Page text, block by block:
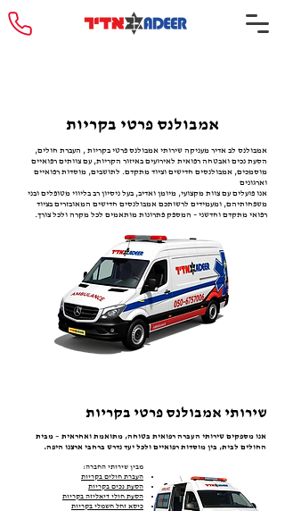
אמבולנס פרטי בקריות
אמבולנס לב אדיר מעניקה שירותי אמבולנס פרטי בקריות , העברת חולים,
הסעת נכים ואבטחה רפואית לאירועים באיזור הקריות, עם צוותים רפואיים
מוסמכים, אמבולנסים חדישים וציוד מתקדם. לתושבים, מוסדות רפואיים
וארגונים
אנו פועלים עם צוות מקצועי, מיומן ואדיב, בעל ניסיון רב בליווי מטופלים ובני
משפחותיהם, ומעמידים לרשותכם אמבולנסים חדישים המאובזרים בציוד
רפואי מתקדם וחדשני – המספק פתרונות מותאמים לכל מקרה ולכל צורך.
שירותי אמבולנס פרטי בקריות
אנו מספקים שירותי העברה רפואית בטוחה, מתואמת ואחראית – מבית
החולים לבית, בין מוסדות רפואיים ולכל יעד נדרש ברחבי ארצנו היפה.
מבין שירותי החברה:
העברת חולים בקריות
הסעת נכים בקריות
הסעת חולי דיאליזה בקריות
כיסא זחל חשמלי בקריות